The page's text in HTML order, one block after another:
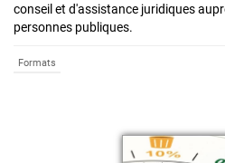
conseil et d'assistance juridiques
personnes publiques.
Formats